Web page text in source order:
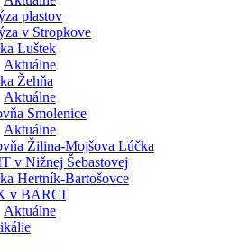
plastov
v Stropkove
Luštek
Aktuálne
Žehňa
Aktuálne
Smolenice
Aktuálne
Žilina-Mojšova Lúčka
v Nižnej Šebastovej
Hertník-Bartošovce
v BARCI
Aktuálne